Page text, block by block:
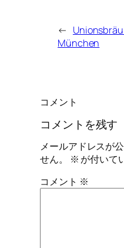
←
München
コメント
コメントを残す
メールアドレスが
せん。
※ が付いて
コメント ※